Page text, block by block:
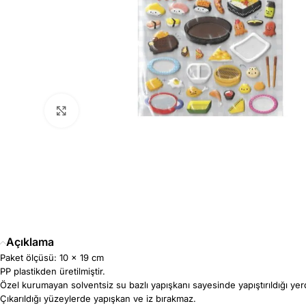
Büyütmek için tıklayın
Açıklama
Paket ölçüsü: 10 x 19 cm
PP plastikden üretilmiştir.
Özel kurumayan solventsiz su bazlı yapışkanı sayesinde yapıştırıldığı
Çıkarıldığı yüzeylerde yapışkan ve iz bırakmaz.